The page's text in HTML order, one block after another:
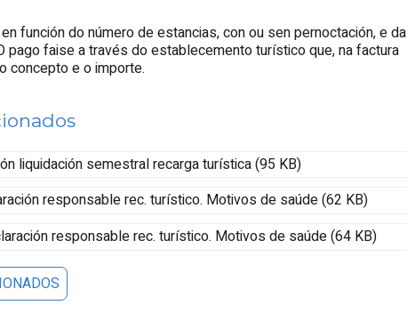
función do número de estancias, con ou sen pernoctación, e da
pago faise a través do establecemento turístico que, na factura
concepto e o importe.
liquidación semestral recarga turística (95 KB)
responsable rec. turístico. Motivos de saúde (62 KB)
responsable rec. turístico. Motivos de saúde (64 KB)